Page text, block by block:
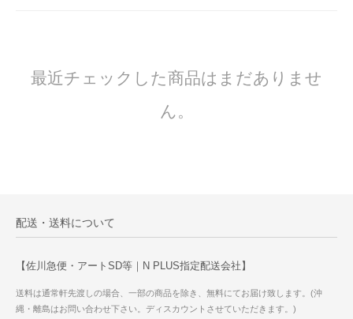
最近チェックした商品はまだありませ
ん。
配送・送料について
【佐川急便・アートSD等｜N PLUS指定配送会社】
送料は通常軒先渡しの場合、一部の商品を除き、無料にてお届け致します。(沖
縄・離島はお問い合わせ下さい。ディスカウントさせていただきます。)